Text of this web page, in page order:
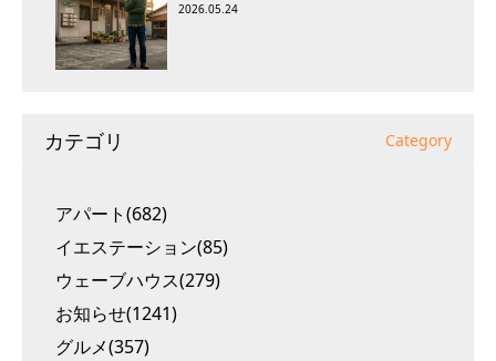
2026.05.24
カテゴリ Category
アパート(682)
イエステーション(85)
ウェーブハウス(279)
お知らせ(1241)
グルメ(357)